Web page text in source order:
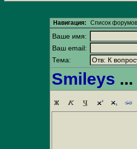
Навигация: Список форумов
Ваше имя:
Ваш email:
Тема:
Smileys ...